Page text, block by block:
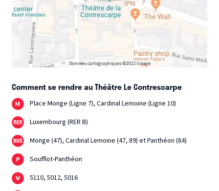
Données cartographiques ©2022 Google
Comment se rendre au Théâtre Le Contrescarpe
Place Monge (Ligne 7), Cardinal Lemoine (Ligne 10)
Luxembourg (RER B)
Monge (47), Cardinal Lemoine (47, 89) et Panthéon (84)
Soufflot-Panthéon
5110, 5012, 5016